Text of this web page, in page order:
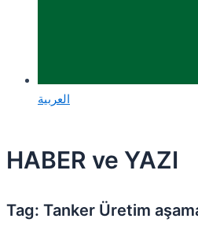
العربية
HABER ve YAZI
Tag: Tanker Üretim